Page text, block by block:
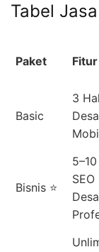
Tabel
Paket Fitur
Basic
3
Bisnis ⭐
SEO